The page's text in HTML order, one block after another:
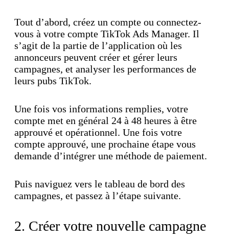
Tout d’abord, créez un compte ou connectez-
vous à votre compte TikTok Ads Manager. Il
s’agit de la partie de l’application où les
annonceurs peuvent créer et gérer leurs
campagnes, et analyser les performances de
leurs pubs TikTok.
Une fois vos informations remplies, votre
compte met en général 24 à 48 heures à être
approuvé et opérationnel. Une fois votre
compte approuvé, une prochaine étape vous
demande d’intégrer une méthode de paiement.
Puis naviguez vers le tableau de bord des
campagnes, et passez à l’étape suivante.
2. Créer votre nouvelle campagne